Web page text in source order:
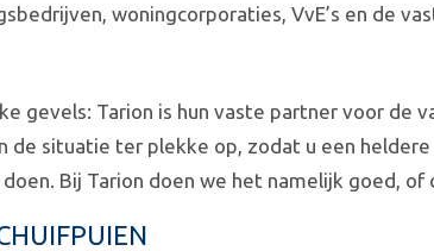
woningcorporaties, VvE’s en de
gevels: Tarion is hun vaste partner voor de
de situatie ter plekke op, zodat u een
Bij Tarion doen we het namelijk goed, of